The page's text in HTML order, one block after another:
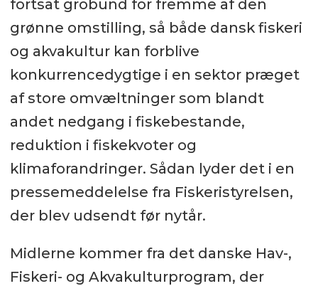
fortsat grobund for fremme af den
grønne omstilling, så både dansk fiskeri
og akvakultur kan forblive
konkurrencedygtige i en sektor præget
af store omvæltninger som blandt
andet nedgang i fiskebestande,
reduktion i fiskekvoter og
klimaforandringer. Sådan lyder det i en
pressemeddelelse fra Fiskeristyrelsen,
der blev udsendt før nytår.
Midlerne kommer fra det danske Hav-,
Fiskeri- og Akvakulturprogram, der